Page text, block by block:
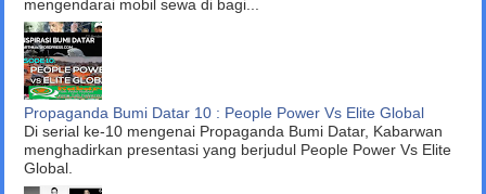
mengendarai mobil sewa di bagi...
Propaganda Bumi Datar 10 : People Power Vs Elite Global
Di serial ke-10 mengenai Propaganda Bumi Datar, Kabarwan
menghadirkan presentasi yang berjudul People Power Vs Elite
Global.